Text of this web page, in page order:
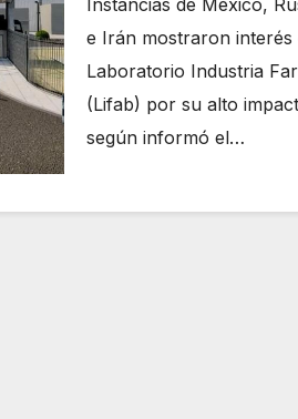
Instancias de México,
e Irán mostraron
Laboratorio Industria
(Lifab) por su alto
según informó el…